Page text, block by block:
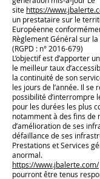
site https://
un prestataire sur le
Européenne
Règlement Général sur
(RGPD : n° 2016-679)
L’objectif est d’apporter
le meilleur taux
la continuité de son
les jours de l’année. Il se
possibilité d’interrompre
pour les durées les plus
notamment à des fins de
d’amélioration de ses
défaillance de ses
Prestations et Services
anormal.
https://www.jbalerte.com/
pourront être tenus